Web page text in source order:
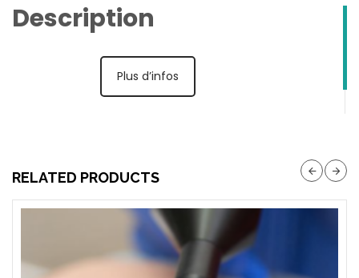
Description
Plus d’infos
RELATED PRODUCTS